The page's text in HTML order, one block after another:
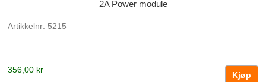
2A Power module
Artikkelnr: 5215
356,00 kr